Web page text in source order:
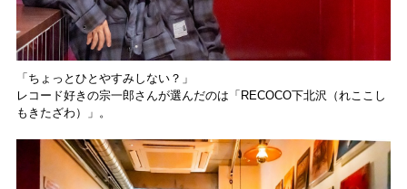
「ちょっとひとやすみしない？」
レコード好きの宗一郎さんが選んだのは「RECOCO下北沢（れここし
もきたざわ）」。